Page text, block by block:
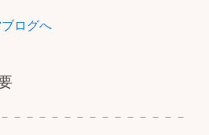
－－－－－－－－－－－－－－